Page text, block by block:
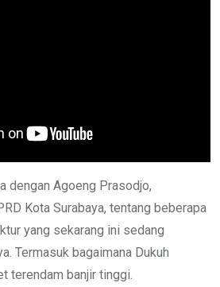
dengan Agoeng Prasodjo,
Kota Surabaya, tentang beberapa
yang sekarang ini sedang
Termasuk bagaimana Dukuh
terendam banjir tinggi.